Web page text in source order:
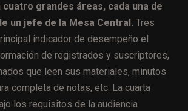
grandes áreas, cada una de
un jefe de la Mesa Central. Tres
indicador de desempeño el
de registrados y suscriptores,
que leen sus materiales, minutos
completa de notas, etc. La cuarta
los requisitos de la audiencia